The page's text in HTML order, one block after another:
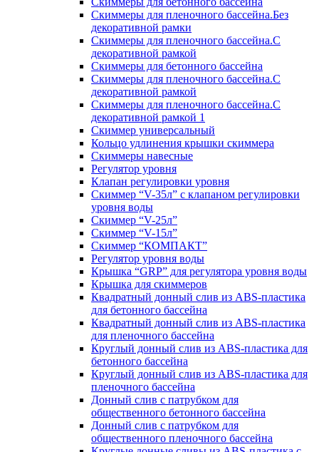
Скиммеры для пленочного бассейна.Без
декоративной рамки
Скиммеры для пленочного бассейна.С
декоративной рамкой
Скиммеры для бетонного бассейна
Скиммеры для пленочного бассейна.С
декоративной рамкой
Скиммеры для пленочного бассейна.С
декоративной рамкой 1
Скиммер универсальный
Кольцо удлинения крышки скиммера
Скиммеры навесные
Регулятор уровня
Клапан регулировки уровня
Скиммер “V-35л” с клапаном регулировки
уровня воды
Скиммер “V-25л”
Скиммер “V-15л”
Скиммер “КОМПАКТ”
Регулятор уровня воды
Крышка “GRP” для регулятора уровня воды
Крышка для скиммеров
Квадратный донный слив из ABS-пластика
для бетонного бассейна
Квадратный донный слив из ABS-пластика
для пленочного бассейна
Круглый донный слив из ABS-пластика для
бетонного бассейна
Круглый донный слив из ABS-пластика для
пленочного бассейна
Донный слив с патрубком для
общественного бетонного бассейна
Донный слив с патрубком для
общественного пленочного бассейна